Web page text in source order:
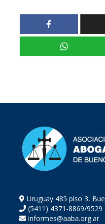
Uruguay 485 piso 3,
(5411) 4371-8869/9529
informes@aaba.org.ar